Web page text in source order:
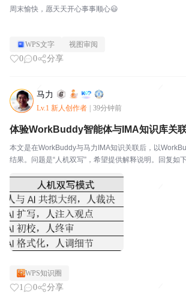
周末愉快，愿天天开心事事顺心😃
WPS文字 视图审阅
0 0 分享
马力
Lv.1 新人创作者 39分钟前
体验WorkBuddy智能体与IMA知识库关
本文是在WorkBuddy与马力IMA知识关联后，以
结果。问题是“人机双写”，希望提供解释说明。回复如
流写一份文档，最后拼...
WPS知识圈
1 0 分享